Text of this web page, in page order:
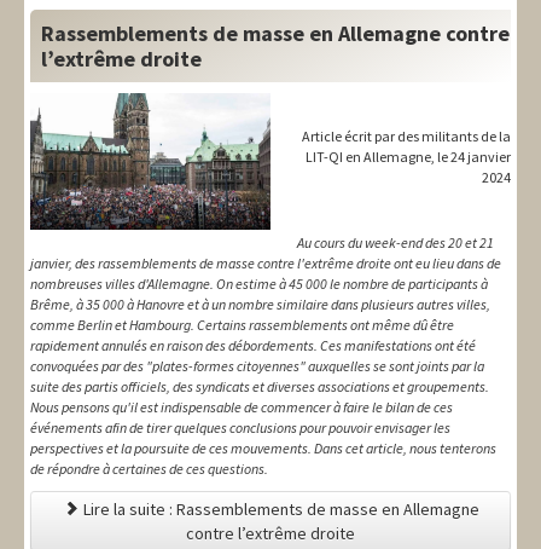
Rassemblements de masse en Allemagne contre
l’extrême droite
Article écrit par des militants de la
LIT-QI en Allemagne, le 24 janvier
2024
Au cours du week-end des 20 et 21
janvier, des rassemblements de masse contre l'extrême droite ont eu lieu dans de
nombreuses villes d'Allemagne. On estime à 45 000 le nombre de participants à
Brême, à 35 000 à Hanovre et à un nombre similaire dans plusieurs autres villes,
comme Berlin et Hambourg. Certains rassemblements ont même dû être
rapidement annulés en raison des débordements. Ces manifestations ont été
convoquées par des "plates-formes citoyennes" auxquelles se sont joints par la
suite des partis officiels, des syndicats et diverses associations et groupements.
Nous pensons qu'il est indispensable de commencer à faire le bilan de ces
événements afin de tirer quelques conclusions pour pouvoir envisager les
perspectives et la poursuite de ces mouvements. Dans cet article, nous tenterons
de répondre à certaines de ces questions.
Lire la suite : Rassemblements de masse en Allemagne
contre l’extrême droite